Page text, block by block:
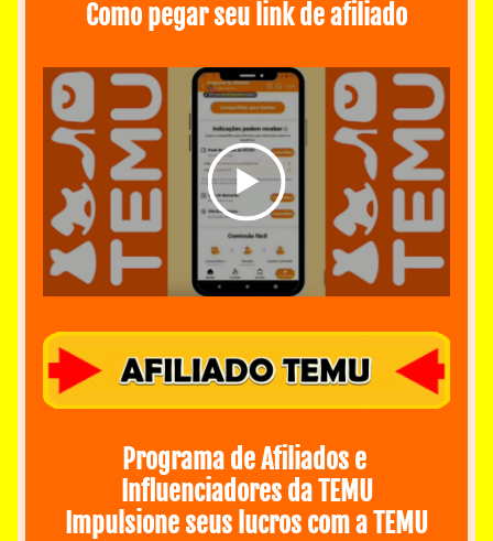
Como pegar seu link de afiliado
Programa de Afiliados e
Influenciadores da TEMU
Impulsione seus lucros com a TEMU